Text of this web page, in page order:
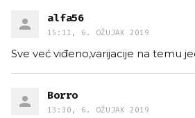
alfa56
15:11, 6. OŽUJAK 2019
Sve već viđeno,varijacije na temu
Borro
13:30, 6. OŽUJAK 2019